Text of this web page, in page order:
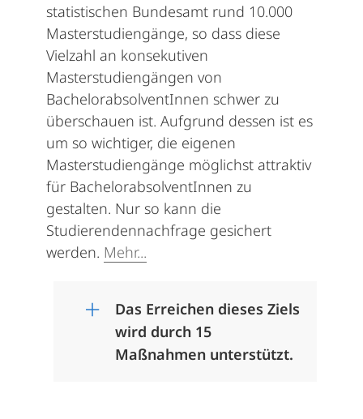
statistischen Bundesamt rund 10.000
Masterstudiengänge, so dass diese
Vielzahl an konsekutiven
Masterstudiengängen von
BachelorabsolventInnen schwer zu
überschauen ist. Aufgrund dessen ist es
um so wichtiger, die eigenen
Masterstudiengänge möglichst attraktiv
für BachelorabsolventInnen zu
gestalten. Nur so kann die
Studierendennachfrage gesichert
werden. Mehr...
Das Erreichen dieses Ziels
wird durch 15
Maßnahmen unterstützt.